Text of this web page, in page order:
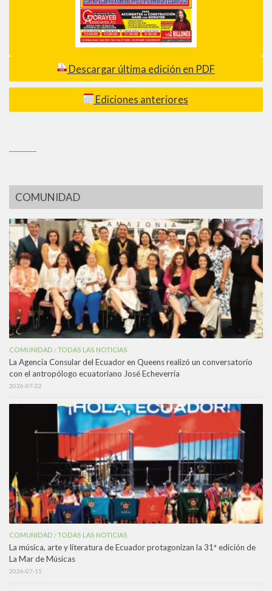
Descargar última edición en PDF
Ediciones anteriores
COMUNIDAD
COMUNIDAD /TODAS LAS NOTICIAS
La Agencia Consular del Ecuador en Queens realizó un conversatorio
con el antropólogo ecuatoriano José Echeverría
2026-07-22
COMUNIDAD /TODAS LAS NOTICIAS
La música, arte y literatura de Ecuador protagonizan la 31ª edición de
La Mar de Músicas
2026-07-15